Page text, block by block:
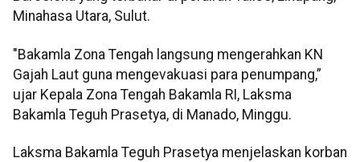
Minahasa Utara, Sulut.
"Bakamla Zona Tengah langsung mengerahkan KN
Gajah Laut guna mengevakuasi para penumpang,”
ujar Kepala Zona Tengah Bakamla RI, Laksma
Bakamla Teguh Prasetya, di Manado, Minggu.
Laksma Bakamla Teguh Prasetya menjelaskan korban